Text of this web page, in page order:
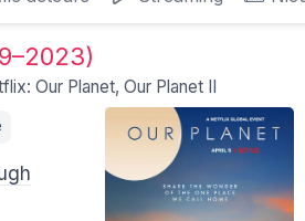
Our Planet, Our Planet II